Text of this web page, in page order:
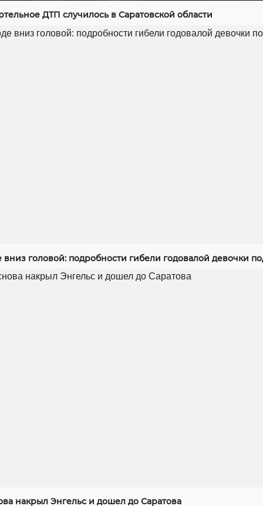
ДТП случилось в Саратовской области
головой: подробности гибели годовалой девочки
накрыл Энгельс и дошел до Саратова